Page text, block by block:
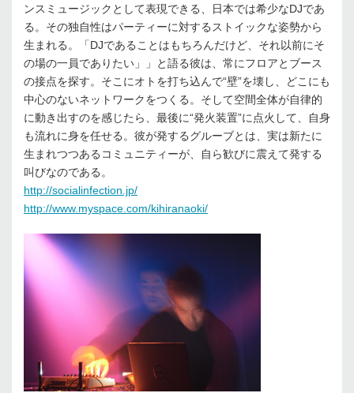
ンスミュージックとして表現できる、日本では希少なDJであ
る。その独自性はパーティーに対するストイックな姿勢から
生まれる。「DJであることはもちろんだけど、それ以前にそ
の場の一員でありたい」」と語る彼は、常にフロアとブース
の接点を探す。そこにオトを打ち込んで“壁”を壊し、どこにも
中心のないネットワークをつくる。そして空間全体が自律的
に動き出すのを感じたら、最後に“発火装置”に点火して、自身
も流れに身を任せる。彼が発するグルーブとは、実は新たに
生まれつつあるコミュニティーが、自ら歓びに震えて発する
叫びなのである。
http://socialinfection.jp/
http://www.myspace.com/kihiranaoki/